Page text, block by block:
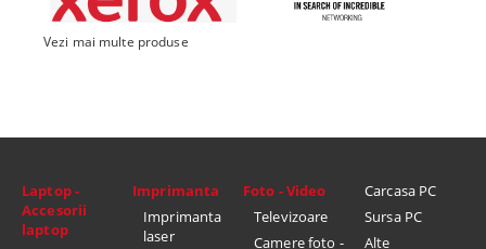
Vezi mai multe produse
Laptop -
Accesorii
laptop
Imprimanta
Imprimanta
laser
Foto - Video
Televizoare
Camere foto -
Carcasa PC
Sursa PC
Alte